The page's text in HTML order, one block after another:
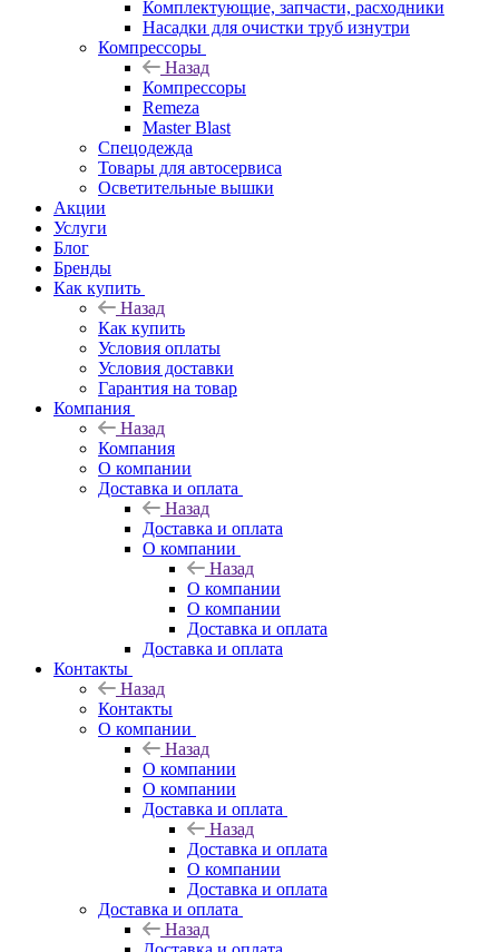
Комплектующие, запчасти, расходники
Насадки для очистки труб изнутри
Компрессоры
Назад
Компрессоры
Remeza
Master Blast
Спецодежда
Товары для автосервиса
Осветительные вышки
Акции
Услуги
Блог
Бренды
Как купить
Назад
Как купить
Условия оплаты
Условия доставки
Гарантия на товар
Компания
Назад
Компания
О компании
Доставка и оплата
Назад
Доставка и оплата
О компании
Назад
О компании
О компании
Доставка и оплата
Доставка и оплата
Контакты
Назад
Контакты
О компании
Назад
О компании
О компании
Доставка и оплата
Назад
Доставка и оплата
О компании
Доставка и оплата
Доставка и оплата
Назад